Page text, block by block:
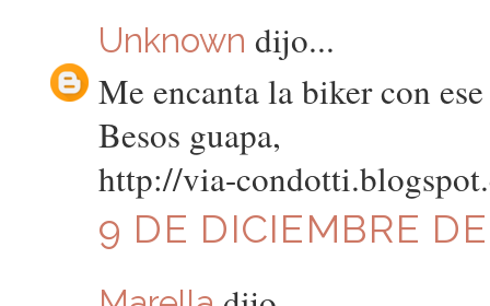
Unknown dijo...
Me encanta la biker con
Besos guapa,
http://via-
9 DE DICIEMBRE